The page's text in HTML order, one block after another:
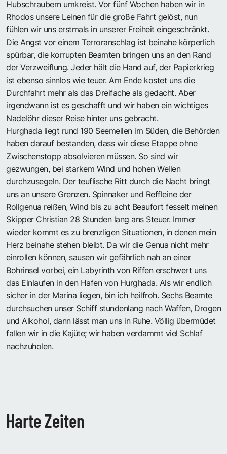
Hubschraubern umkreist. Vor fünf Wochen haben wir in
Rhodos unsere Leinen für die große Fahrt gelöst, nun
fühlen wir uns erstmals in unserer Freiheit eingeschränkt.
Die Angst vor einem Terroranschlag ist beinahe körperlich
spürbar, die korrupten Beamten bringen uns an den Rand
der Verzweiflung. Jeder hält die Hand auf, der Papierkrieg
ist ebenso sinnlos wie teuer. Am Ende kostet uns die
Durchfahrt mehr als das Dreifache als gedacht. Aber
irgendwann ist es geschafft und wir haben ein wichtiges
Nadelöhr dieser Reise hinter uns gebracht.
Hurghada liegt rund 190 Seemeilen im Süden, die Behörden
haben darauf bestanden, dass wir diese Etappe ohne
Zwischenstopp absolvieren müssen. So sind wir
gezwungen, bei starkem Wind und hohen Wellen
durchzusegeln. Der teuflische Ritt durch die Nacht bringt
uns an unsere Grenzen. Spinnaker und Reffleine der
Rollgenua reißen, Wind bis zu acht Beaufort fesselt meinen
Skipper Christian 28 Stunden lang ans Steuer. Immer
wieder kommt es zu brenzligen Situationen, in denen mein
Herz beinahe stehen bleibt. Da wir die Genua nicht mehr
einrollen können, sausen wir gefährlich nah an einer
Bohrinsel vorbei, ein Labyrinth von Riffen erschwert uns
das Einlaufen in den Hafen von Hurghada. Als wir endlich
sicher in der Marina liegen, bin ich heilfroh. Sechs Beamte
durchsuchen unser Schiff stundenlang nach Waffen, Drogen
und Alkohol, dann lässt man uns in Ruhe. Völlig übermüdet
fallen wir in die Kajüte; wir haben verdammt viel Schlaf
nachzuholen.
Harte Zeiten